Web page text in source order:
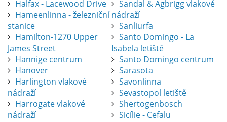
Halfax - Lacewood Drive
Hameenlinna - železniční
stanice
Hamilton-1270 Upper
James Street
Hannige centrum
Hanover
Harlington vlakové
nádraží
Harrogate vlakové
nádraží
Sandal & Agbrigg vlakové
nádraží
Sanliurfa
Santo Domingo - La
Isabela letiště
Santo Domingo centrum
Sarasota
Savonlinna
Sevastopol letiště
Shertogenbosch
Sicílie - Cefalu